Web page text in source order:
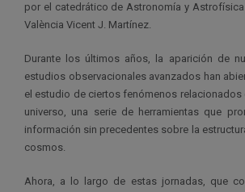
por el catedrático de Astronomía y
València Vicent J. Martínez.
Durante los últimos años, la aparición de
estudios observacionales avanzados han
el estudio de ciertos fenómenos relacionados
universo, una serie de herramientas que
información sin precedentes sobre la
cosmos.
Ahora, a lo largo de estas jornadas, que